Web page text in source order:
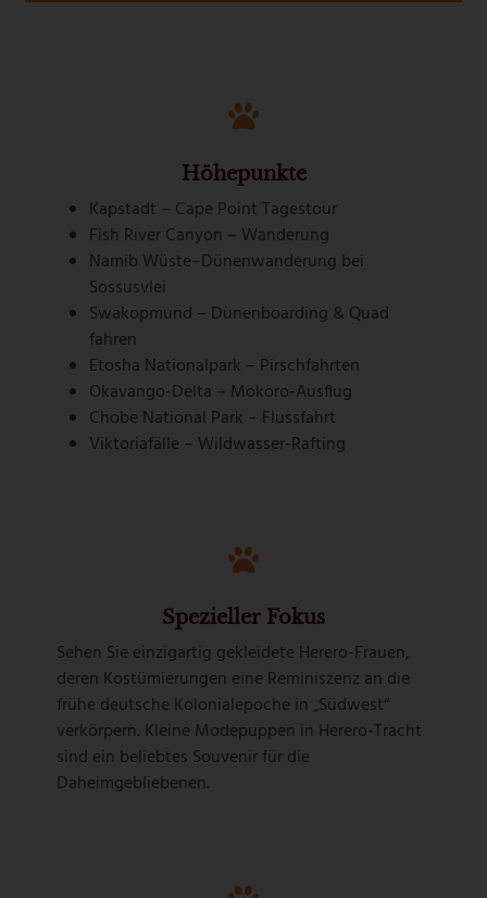
Höhepunkte
Kapstadt – Cape Point Tagestour
Fish River Canyon – Wanderung
Namib Wüste–Dünenwanderung bei
Sossusvlei
Swakopmund – Dünenboarding & Quad
fahren
Etosha Nationalpark – Pirschfahrten
Okavango-Delta – Mokoro-Ausflug
Chobe National Park – Flussfahrt
Viktoriafälle – Wildwasser-Rafting
Spezieller Fokus
Sehen Sie einzigartig gekleidete Herero-Frauen,
deren Kostümierungen eine Reminiszenz an die
frühe deutsche Kolonialepoche in „Südwest“
verkörpern. Kleine Modepuppen in Herero-Tracht
sind ein beliebtes Souvenir für die
Daheimgebliebenen.